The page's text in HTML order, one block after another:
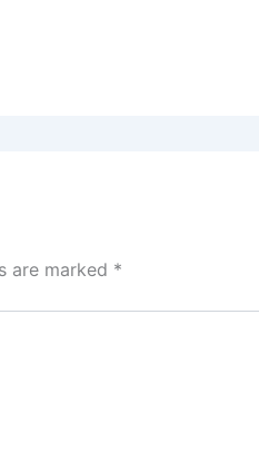
are marked *